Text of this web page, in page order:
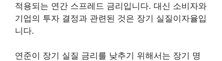
적용되는 연간 스프레드 금리입니다. 대신 소비자와
기업의 투자 결정과 관련된 것은 장기 실질이자율입
니다.
연준이 장기 실질 금리를 낮추기 위해서는 장기 명